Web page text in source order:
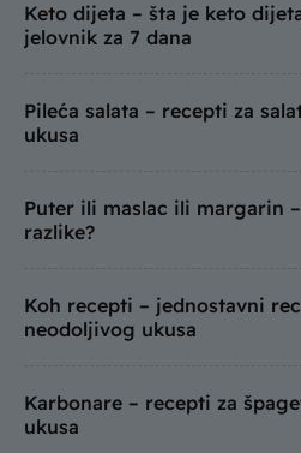
Keto dijeta – šta je keto
jelovnik za 7 dana
Pileća salata – recepti za
ukusa
Puter ili maslac ili margarin
razlike?
Koh recepti – jednostavni
neodoljivog ukusa
Karbonare – recepti za
ukusa